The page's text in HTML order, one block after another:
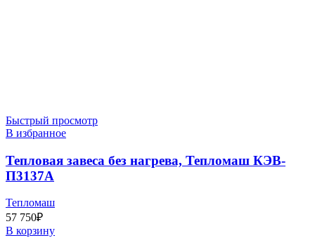
Быстрый просмотр
В избранное
Тепловая завеса без нагрева, Тепломаш КЭВ-
П3137A
Тепломаш
57 750₽
В корзину